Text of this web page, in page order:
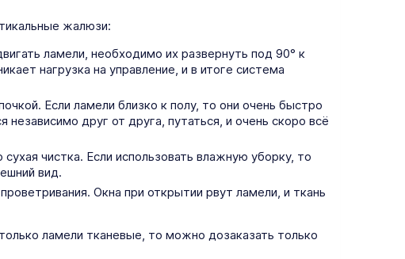
жалюзи:
ламели, необходимо их развернуть под 90° к
нагрузка на управление, и в итоге система
Если ламели близко к полу, то они очень быстро
друг от друга, путаться, и очень скоро всё
чистка. Если использовать влажную уборку, то
вид.
Окна при открытии рвут ламели, и ткань
ламели тканевые, то можно дозаказать только